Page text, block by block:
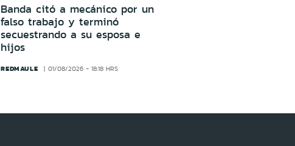
Banda citó a mecánico por un
falso trabajo y terminó
secuestrando a su esposa e
hijos
REDMAULE 01/08/2026 - 18:18 HRS